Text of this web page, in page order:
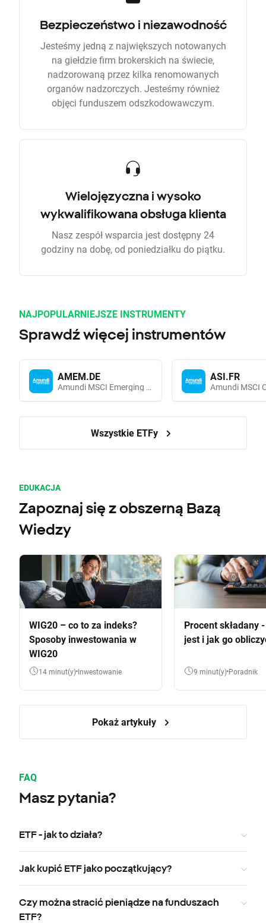
Bezpieczeństwo i niezawodność
Jesteśmy jedną z największych notowanych
na giełdzie firm brokerskich na świecie,
nadzorowaną przez kilka renomowanych
organów nadzorczych. Jesteśmy również
objęci funduszem odszkodowawczym.
Wielojęzyczna i wysoko
wykwalifikowana obsługa klienta
Nasz zespół wsparcia jest dostępny 24
godziny na dobę, od poniedziałku do piątku.
NAJPOPULARNIEJSZE INSTRUMENTY
Sprawdź więcej instrumentów
AMEM.DE
Amundi MSCI Emerging Markets UCITS (Acc EUR)
ASI.FR
Wszystkie ETFy
EDUKACJA
Zapoznaj się z obszerną Bazą
Wiedzy
WIG20 – co to za indeks?
Sposoby inwestowania w
WIG20
14 minut(y) Inwestowanie
Procent składany
jest i jak go
9 minut(y) Poradnik
Pokaż artykuły
FAQ
Masz pytania?
ETF - jak to działa?
Jak kupić ETF jako początkujący?
Czy można stracić pieniądze na funduszach
ETF?